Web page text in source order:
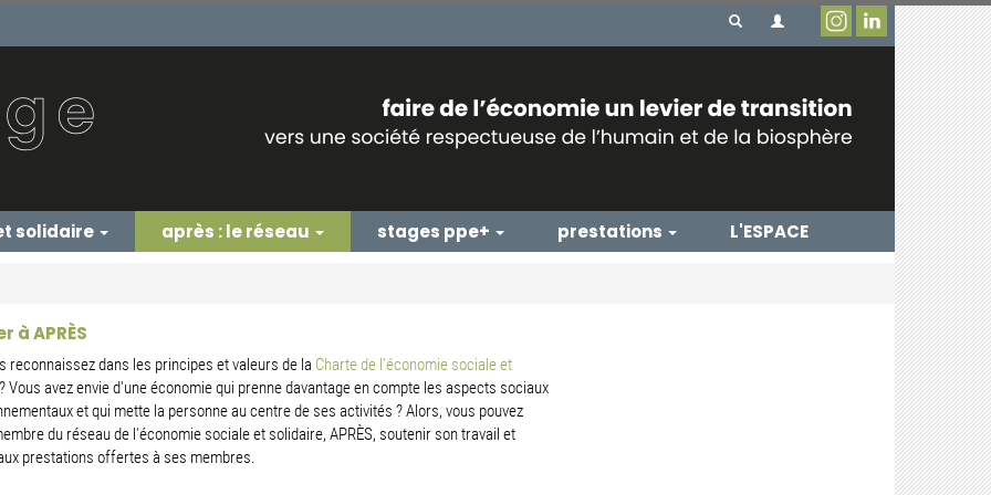
solidaire après : le réseau stages ppe+ prestations L'ESPACE
à APRÈS
reconnaissez dans les principes et valeurs de la Charte de l'économie sociale et
Vous avez envie d'une économie qui prenne davantage en compte les aspects sociaux
et qui mette la personne au centre de ses activités ? Alors, vous pouvez
du réseau de l'économie sociale et solidaire, APRÈS, soutenir son travail et
prestations offertes à ses membres.